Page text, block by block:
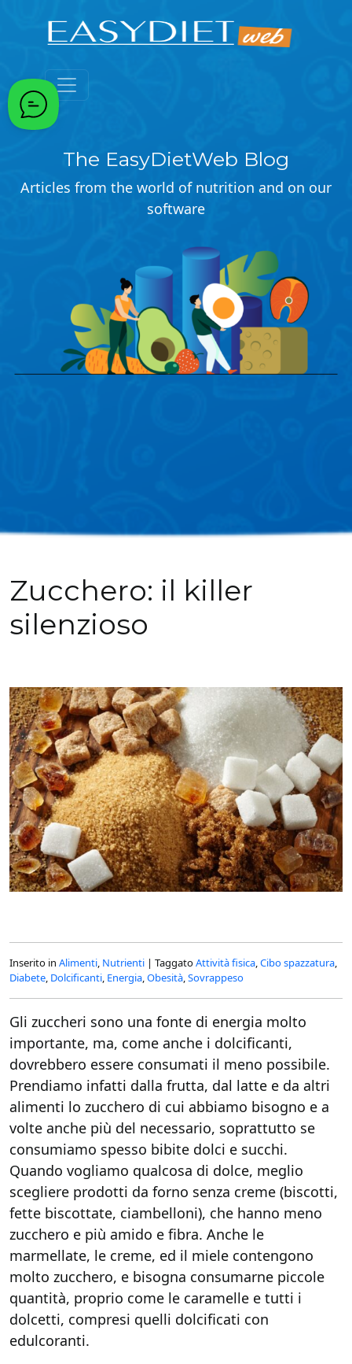
The EasyDietWeb Blog
Articles from the world of nutrition and on our
software
Zucchero: il killer
silenzioso
Inserito in Alimenti, Nutrienti | TaggatoAttività fisica,Cibo spazzatura,
Diabete, Dolcificanti, Energia,Obesità,Sovrappeso
Gli zuccheri sono una fonte di energia molto
importante, ma, come anche i dolcificanti,
dovrebbero essere consumati il meno possibile.
Prendiamo infatti dalla frutta, dal latte e da altri
alimenti lo zucchero di cui abbiamo bisogno e a
volte anche più del necessario, soprattutto se
consumiamo spesso bibite dolci e succhi.
Quando vogliamo qualcosa di dolce, meglio
scegliere prodotti da forno senza creme (biscotti,
fette biscottate, ciambelloni), che hanno meno
zucchero e più amido e fibra. Anche le
marmellate, le creme, ed il miele contengono
molto zucchero, e bisogna consumarne piccole
quantità, proprio come le caramelle e tutti i
dolcetti, compresi quelli dolcificati con
edulcoranti.